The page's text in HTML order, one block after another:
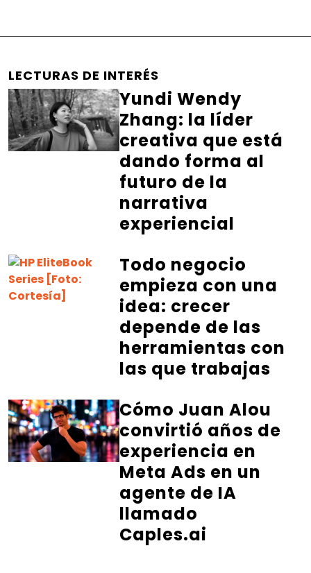
LECTURAS DE INTERÉS
Yundi Wendy
Zhang: la líder
creativa que está
dando forma al
futuro de la
narrativa
experiencial
Todo negocio
empieza con una
idea: crecer
depende de las
herramientas con
las que trabajas
Cómo Juan Alou
convirtió años de
experiencia en
Meta Ads en un
agente de IA
llamado
Caples.ai